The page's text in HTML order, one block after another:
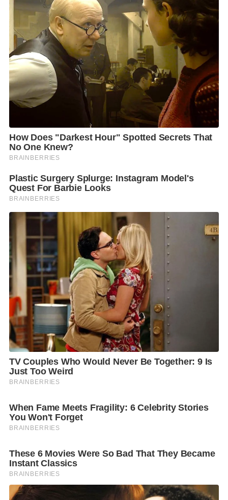
ปิ๋มเคยพาน้องไปรู้จัก แล้วน้องได้ทำแบบนี้กับใครบ้าง คือ
เค้าบอกว่าเป็นเพื่อน เราก็พยายามถามกับอาจารย์ของ
เค้าของน้องเพื่อนๆ ของน้องทุกคนไม่เคยรู้จักกับผู้หญิง
คนนี้ เลยว่าเป็นใคร แล้วเค้าบอกว่าไม่ได้ตั้งใจที่จะทำ
แบบนี้
ไม่คิดว่าเรื่องราวมันจะเป็นแบบนี้ ปิ๋มได้ไปดูโพรไฟล์ของ
น้องผู้หญิงคนนี้แล้ว ก็มันขึ้นชื่อ น้องเคยมีหมายจับ ซึ่ง
ทำให้เราก็รู้สึกไม่สบายใจ ปิ๋มได้คุยกับพี่ๆในกลุ่มก็แนะนำ
กันว่า ปิ๋มน่าจะไปลงบันทึกประจำวันไว้ว่า เราไม่รู้จักจริงๆ
อยากจะเซฟทุกฝ่ายอยากจะเซฟน้องแต่มันต้องพูดความ
จริง ก็คือปิ๋มไม่มีส่วนเกี่ยวข้องกับตรงนี้เลย ทั้งนี้ทั้งนั้นปิ๋ม
ขอรับผิดชอบในส่วนที่น้องได้เข้าไปในไลน์กลุ่ม แล้วพา
ไปให้รู้จักกับพี่ๆและทำให้พาคนไม่ดีไปรู้จักกับพี่ๆ แล้ว
ทำให้ไม่สบายใจค่ะ
ติดตามชม รายการ “เผ็ดมันส์บันเทิง” ทุกวันจันทร์
ศุกร์
เวลา10.10น. ทางช่อง 8กดเลข27 ค่ะ และติดตามชม
ความเอ็กซคลูซีพกันต่อในช่วง “เผ็ดมันส์อันคัท” หลังจบ
รายการ ได้ทาง เพจเฟซบุ๊ค/ยูทูป ช่อง8
เผ็ดทุกองศา
เผ็ดทุกเวลา#ไม่ต้องรอเม้นท์คราวหน้า…เพราะเราจะ
เม้าท์คราวนี้!!!
F
a
e
o
o
L
i
e
T
t
r
C
n
Share
S